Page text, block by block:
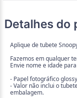
Detalhes do
Aplique de tubete
Fazemos em qualquer
Envie nome e idade
- Papel fotográfico
- Valor não inclui o
embalagem.